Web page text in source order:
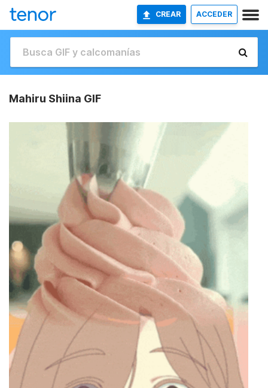
CREAR ACCEDER
Mahiru Shiina GIF